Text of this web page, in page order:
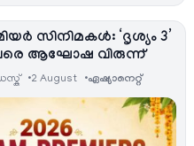
സിനിമകൾ: ‘ദൃശ്യം 3’
ആഘോഷ വിരുന്ന്
2 August ഏഷ്യാനെറ്റ്‌